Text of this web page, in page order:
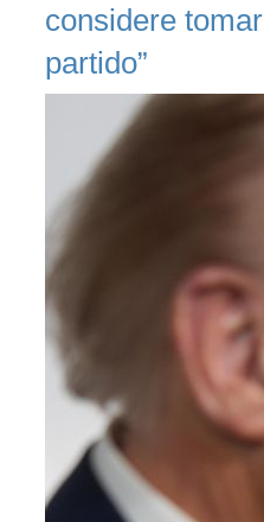
considere tomar
partido”